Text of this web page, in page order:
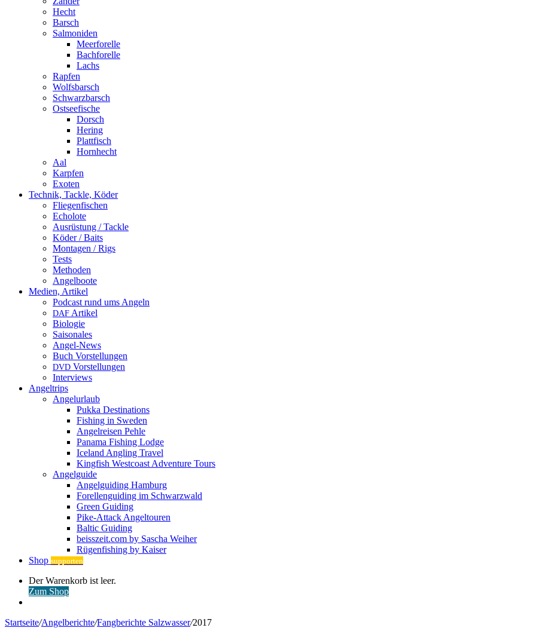
Hecht
Barsch
Salmoniden
Meerforelle
Bachforelle
Lachs
Rapfen
Wolfsbarsch
Schwarzbarsch
Ostseefische
Dorsch
Hering
Plattfisch
Hornhecht
Aal
Karpfen
Exoten
Technik, Tackle, Köder
Fliegenfischen
Echolote
Ausrüstung / Tackle
Köder / Baits
Montagen / Rigs
Tests
Methoden
Angelboote
Medien, Artikel
Podcast rund ums Angeln
DAF Artikel
Biologie
Saisonales
Angel-News
Buch Vorstellungen
DVD Vorstellungen
Interviews
Angeltrips
Angelurlaub
Pukka Destinations
Fishing in Sweden
Angelreisen Pehle
Panama Fishing Lodge
Iceland Angling Travel
Kingfish Westcoast Adventure Tours
Angelguide
Angelguiding Hamburg
Forellenguiding im Schwarzwald
Green Guiding
Pike-Attack Angeltouren
Baltic Guiding
beisszeit.com by Sascha Weiher
Rügenfishing by Kaiser
Shop supporten
Warenkorb
ansehen
Der Warenkorb ist leer.
Zum Shop
Startseite/Angelberichte/Fangberichte Salzwasser/2017